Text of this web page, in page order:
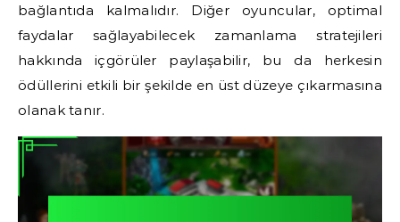
bağlantıda kalmalıdır. Diğer oyuncular, optimal
faydalar sağlayabilecek zamanlama stratejileri
hakkında içgörüler paylaşabilir, bu da herkesin
ödüllerini etkili bir şekilde en üst düzeye çıkarmasına
olanak tanır.